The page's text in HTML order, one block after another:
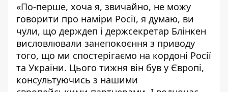
«По-перше, хоча я, звичайно, не можу
говорити про наміри Росії, я думаю, ви
чули, що держдеп і держсекретар Блінкен
висловлювали занепокоєння з приводу
того, що ми спостерігаємо на кордоні Росії
та України. Цього тижня він був у Європі,
консультуючись з нашими